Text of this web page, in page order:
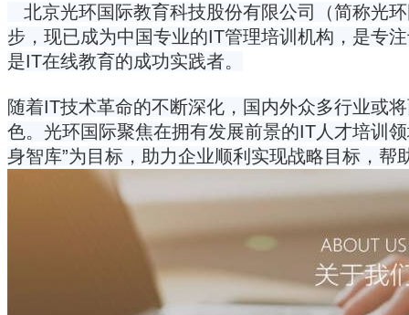
北京光环国际教育科技股份有限公司（简称光
步，现已成为中国专业的IT管理培训机构，是专
是IT在线教育的成功实践者。
随着IT技术革命的不断深化，国内外众多行业或
色。光环国际聚焦在拥有发展前景的IT人才培训
身智库”为目标，助力企业顺利实现战略目标，帮